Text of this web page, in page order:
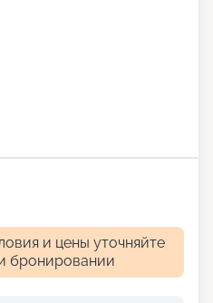
и цены уточняйте
бронировании